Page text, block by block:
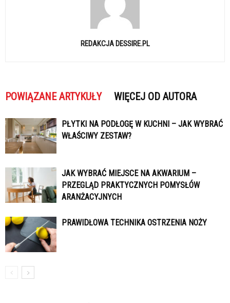
REDAKCJA DESSIRE.PL
POWIĄZANE ARTYKUŁY WIĘCEJ OD AUTORA
PŁYTKI NA PODŁOGĘ W KUCHNI – JAK WYBRAĆ
WŁAŚCIWY ZESTAW?
JAK WYBRAĆ MIEJSCE NA AKWARIUM –
PRZEGLĄD PRAKTYCZNYCH POMYSŁÓW
ARANŻACYJNYCH
PRAWIDŁOWA TECHNIKA OSTRZENIA NOŻY